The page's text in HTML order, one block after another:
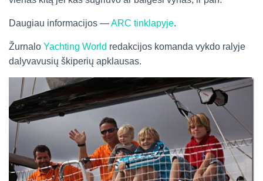
Daugiau informacijos —ARC tinklapyje.
Žurnalo Yachting World redakcijos komanda vykdo ralyje
dalyvavusių škiperių apklausas.